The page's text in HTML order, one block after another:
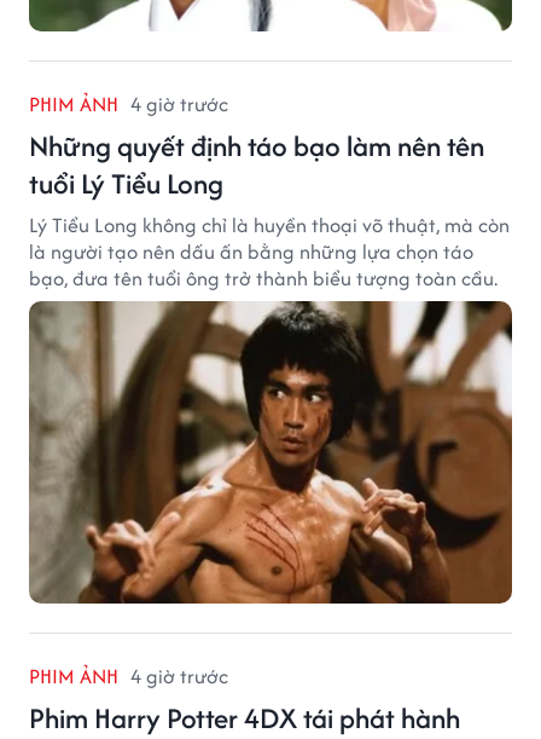
PHIM ẢNH 4 giờ trước
Những quyết định táo bạo làm nên tên
tuổi Lý Tiểu Long
Lý Tiểu Long không chỉ là huyền thoại võ thuật, mà còn
là người tạo nên dấu ấn bằng những lựa chọn táo
bạo, đưa tên tuổi ông trở thành biểu tượng toàn cầu.
PHIM ẢNH 4 giờ trước
Phim Harry Potter 4DX tái phát hành